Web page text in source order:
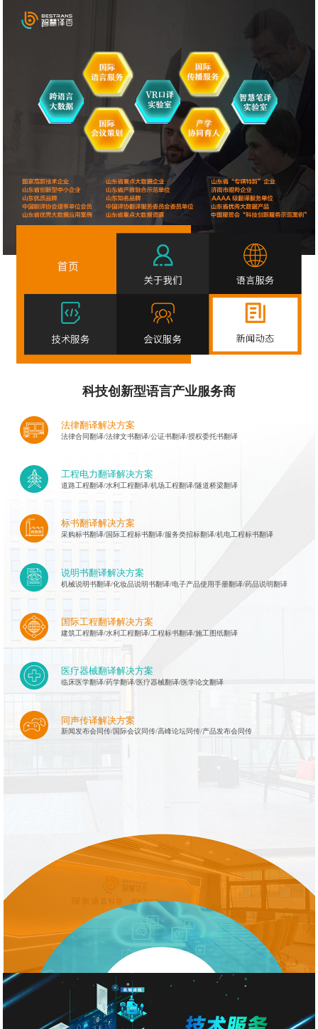
科技创新型语言产业服务商
法律翻译解决方案
法律合同翻译/法律文书翻译/公证书翻译/授权委托书翻译
工程电力翻译解决方案
道路工程翻译/水利工程翻译/机场工程翻译/隧道桥梁翻译
标书翻译解决方案
采购标书翻译/国际工程标书翻译/服务类招标翻译/机电工程标书翻译
说明书翻译解决方案
机械说明书翻译/化妆品说明书翻译/电子产品使用手册翻译/药品说明翻译
国际工程翻译解决方案
建筑工程翻译/水利工程翻译/工程标书翻译/施工图纸翻译
医疗器械翻译解决方案
临床医学翻译/药学翻译/医疗器械翻译/医学论文翻译
同声传译解决方案
新闻发布会同传/国际会议同传/高峰论坛同传/产品发布会同传